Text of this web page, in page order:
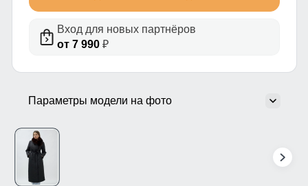
Вход для новых партнёров
от 7 990₽
Параметры модели на фото